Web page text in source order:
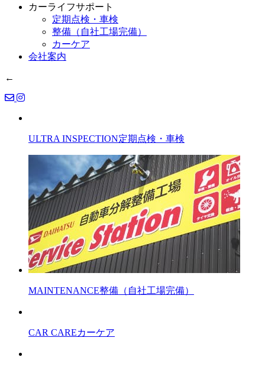
カーライフサポート
定期点検・車検
整備（自社工場完備）
カーケア
会社案内
←
ULTRA INSPECTION定期点検・車検
MAINTENANCE整備（自社工場完備）
CAR CAREカーケア